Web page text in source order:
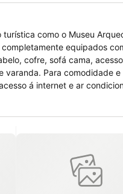
como o Museu
equipados
cofre, sofá cama,
varanda. Para comodidade
á internet e ar
câmbio e recepção com
espaço para